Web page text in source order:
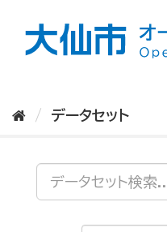
データセット